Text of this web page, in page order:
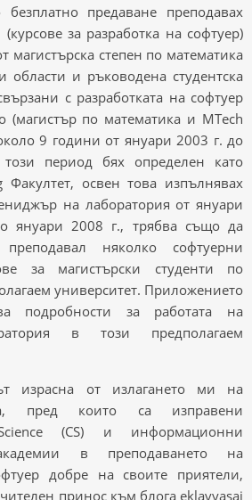
предаване преподавах
за разработка на софтуер)
магистърска степен по математика
и ръководена студентска
с разработката на софтуер
(магистър по математика и MTech
9 години от януари 2003 г. до
период бях определен като
Факултет, освен това изпълнявах
на лаборатория от януари
януари 2008 г., трябва също да
няколко софтуерни
за магистърски студенти по
университет. Приложението
подробности за работата на
в този предполагаем
израсна от излагането ми на
пред които са изправени
(CS) и информационни
в преподаването на
добре на своите приятели,
принос към блога eklavyasai